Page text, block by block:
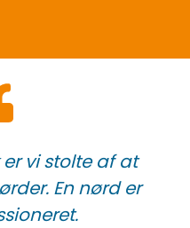
vi stolte af at
En nørd er